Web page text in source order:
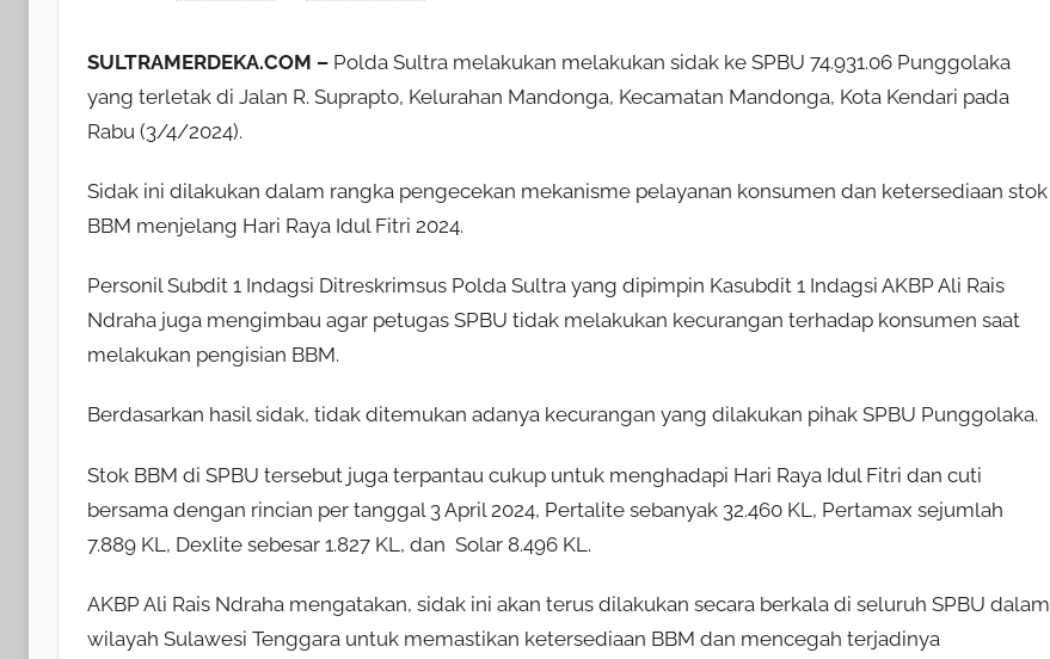
SULTRAMERDEKA.COM – Polda Sultra melakukan melakukan sidak ke SPBU 74.931.06 Punggolaka
yang terletak di Jalan R. Suprapto, Kelurahan Mandonga, Kecamatan Mandonga, Kota Kendari pada
Rabu (3/4/2024).
Sidak ini dilakukan dalam rangka pengecekan mekanisme pelayanan konsumen dan ketersediaan stok
BBM menjelang Hari Raya Idul Fitri 2024.
Personil Subdit 1 Indagsi Ditreskrimsus Polda Sultra yang dipimpin Kasubdit 1 Indagsi AKBP Ali Rais
Ndraha juga mengimbau agar petugas SPBU tidak melakukan kecurangan terhadap konsumen saat
melakukan pengisian BBM.
Berdasarkan hasil sidak, tidak ditemukan adanya kecurangan yang dilakukan pihak SPBU Punggolaka.
Stok BBM di SPBU tersebut juga terpantau cukup untuk menghadapi Hari Raya Idul Fitri dan cuti
bersama dengan rincian per tanggal 3 April 2024, Pertalite sebanyak 32.460 KL, Pertamax sejumlah
7.889 KL, Dexlite sebesar 1.827 KL, dan Solar 8.496 KL.
AKBP Ali Rais Ndraha mengatakan, sidak ini akan terus dilakukan secara berkala di seluruh SPBU dalam
wilayah Sulawesi Tenggara untuk memastikan ketersediaan BBM dan mencegah terjadinya